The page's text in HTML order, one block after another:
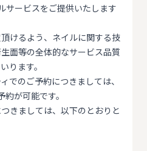
サービスをご提供いたします
けるよう、ネイルに関する技
面等の全体的なサービス品質
ります。
でのご予約につきましては、
が可能です。
きましては、以下のとおりと